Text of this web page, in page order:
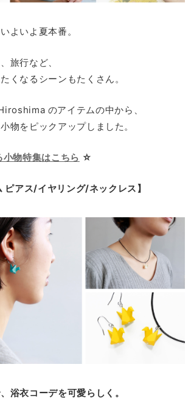
よいよ夏本番。
旅行など、
くなるシーンもたくさん。
のアイテムの中から、
物をピックアップしました。
物特集はこちら ☆
ピアス/イヤリング/ネックレス 】
浴衣コーデを可愛らしく。